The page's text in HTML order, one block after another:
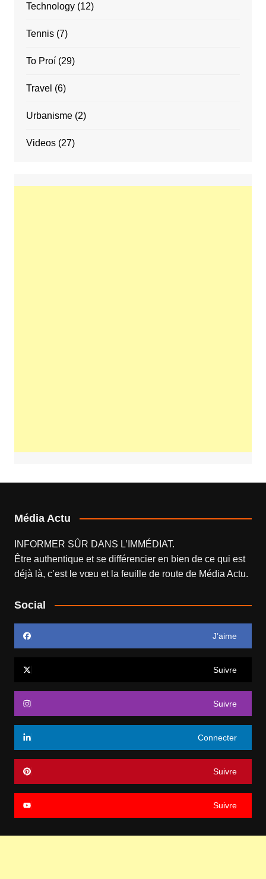
Technology(12)
Tennis(7)
To Proí(29)
Travel (6)
Urbanisme(2)
Videos(27)
Média Actu
INFORMER SÛR DANS L’IMMÉDIAT.
Être authentique et se différencier en bien de ce qui est
déjà là, c’est le vœu et la feuille de route de Média Actu.
Social
J’aime
Suivre
Suivre
Connecter
Suivre
Suivre